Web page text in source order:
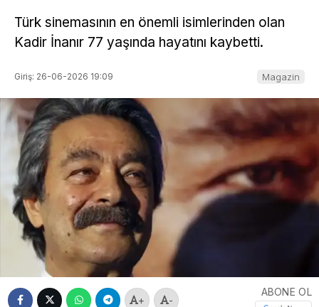
Türk sinemasının en önemli isimlerinden olan
Kadir İnanır 77 yaşında hayatını kaybetti.
Giriş: 26-06-2026 19:09 Magazin
+ -
ABONE OL